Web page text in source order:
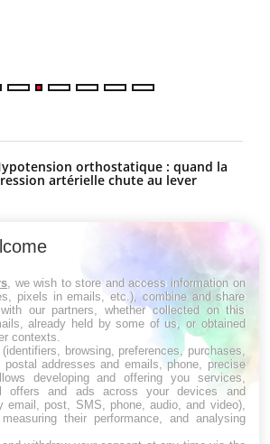
orthostatique : quand la
artérielle chute au lever
: une déformation des
de Charcot (Sclérose latérale
, we wish to store and access information on
pixels in emails, etc.), combine and share
our partners, whether collected on this
already held by some of us, or obtained
contexts.
browsing, preferences, purchases,
postal addresses and emails, phone, precise
developing and offering you services,
offers and ads across your devices and
email, post, SMS, phone, audio, and video),
their performance, and analysing